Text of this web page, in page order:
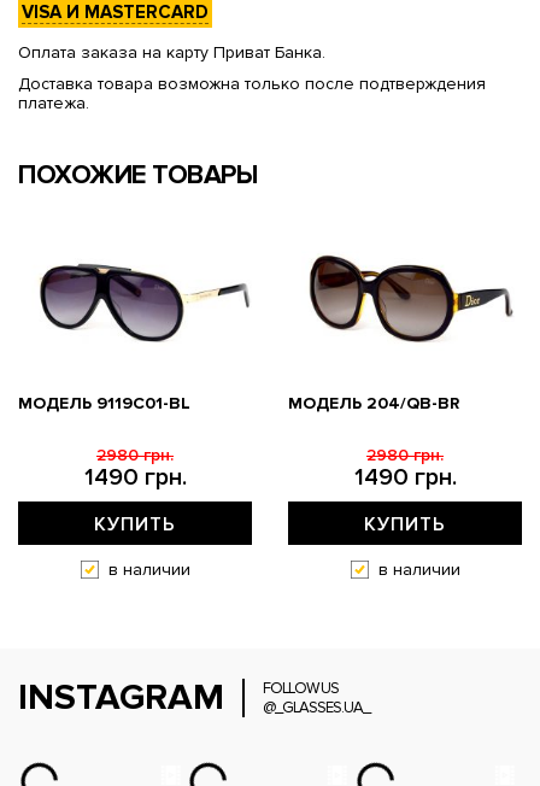
VISA И MASTERCARD
Оплата заказа на карту Приват Банка.
Доставка товара возможна только после подтверждения
платежа.
ПОХОЖИЕ ТОВАРЫ
МОДЕЛЬ 9119С01-BL
1490 грн.
2980 грн.
КУПИТЬ
в наличии
МОДЕЛЬ 204/QB-BR
1490 грн.
2980 грн.
КУПИТЬ
в наличии
INSTAGRAM
FOLLOW US
@_GLASSES.UA_